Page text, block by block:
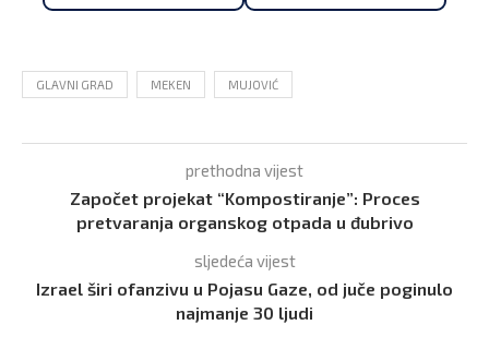
GLAVNI GRAD MEKEN MUJOVIĆ
prethodna vijest
Započet projekat “Kompostiranje”: Proces
pretvaranja organskog otpada u đubrivo
sljedeća vijest
Izrael širi ofanzivu u Pojasu Gaze, od juče poginulo
najmanje 30 ljudi